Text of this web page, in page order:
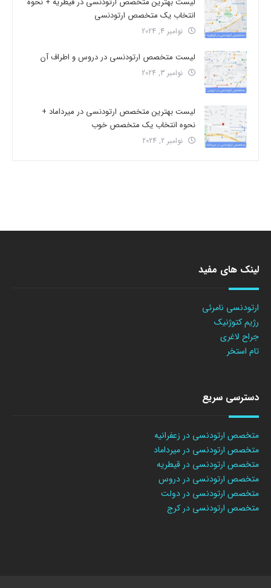
انتخاب یک متخصص ارتودنسی
نوامبر 4, 2024
لیست متخصص ارتودنسی در دروس و اطراف آن
نوامبر 3, 2024
لیست بهترین متخصص ارتودنسی در میرداماد +
نحوه انتخاب یک متخصص خوب
نوامبر 2, 2024
لینک های مفید
ارتودنسی نامرئی
رژیم کتوژنیک
جراح لاغری
تام استخر
دسترسی سریع
متخصص ارتودنسی در زعفرانیه
متخصص ارتودنسی در میرداماد
متخصص ارتودنسی در قیطریه
متخصص ارتودنسی در دروس
متخصص ارتودنسی در دولت
متخصص ارتودنسی در کرج